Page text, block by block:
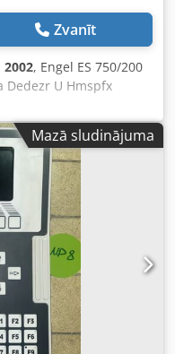
Zvanīt
2002, Engel ES 750/200
Dedezr U Hmspfx
Hidrauliska Ražotājs:
gads: 2002
spēks: 2000 kN = 200
H = 533 mm
Lodītes izmērs
Mazā sludinājuma